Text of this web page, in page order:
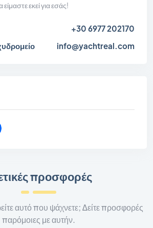
εκεί για εσάς!
+30 6977 202170
info@yachtreal.com
προσφορές
αυτό που ψάχνετε; Δείτε προσφορές
παρόμοιες με αυτήν.